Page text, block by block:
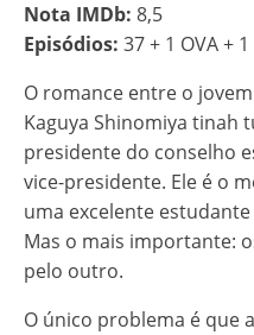
Nota IMDb: 8,5
Episódios: 37 + 1 OVA +
O romance entre o
Kaguya Shinomiya tinah
presidente do conselho
vice-presidente. Ele é o
uma excelente
Mas o mais importante:
pelo outro.
O único problema é que